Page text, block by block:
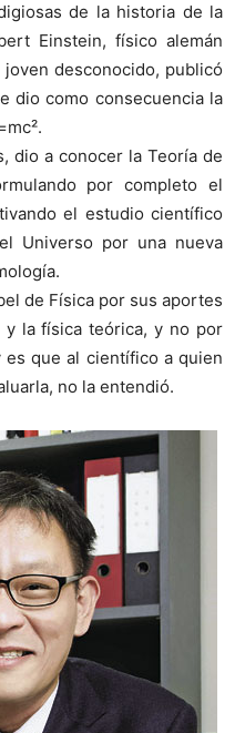
de la historia de la
Einstein, físico alemán
desconocido, publicó
dio como consecuencia la
dio a conocer la Teoría de
por completo el
el estudio científico
Universo por una nueva
de Física por sus aportes
la física teórica, y no por
es que al científico a quien
no la entendió.